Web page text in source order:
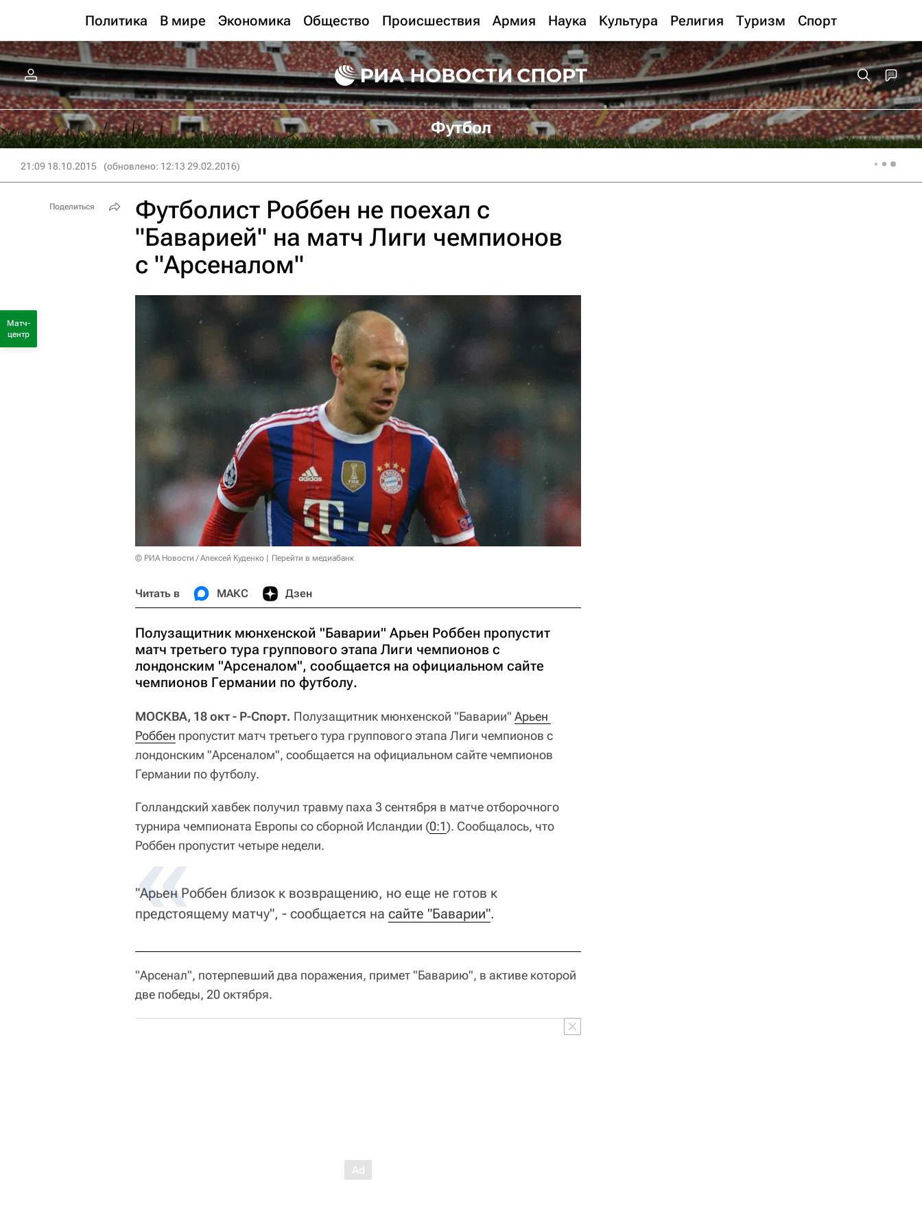
Политика В мире Экономика Общество Происшествия Армия Наука Культура Религия Туризм Спорт
Футбол
21:09 18.10.2015 (обновлено: 12:13 29.02.2016)
Футболист Роббен не поехал с
"Баварией" на матч Лиги чемпионов
с "Арсеналом"
© РИА Новости / Алексей Куденко Перейти в медиабанк
Читать в МАКС Дзен
Полузащитник мюнхенской "Баварии" Арьен Роббен пропустит
матч третьего тура группового этапа Лиги чемпионов с
лондонским "Арсеналом", сообщается на официальном сайте
чемпионов Германии по футболу.
МОСКВА, 18 окт - Р-Спорт. Полузащитник мюнхенской "Баварии" Арьен
Роббен пропустит матч третьего тура группового этапа Лиги чемпионов с
лондонским "Арсеналом", сообщается на официальном сайте чемпионов
Германии по футболу.
Голландский хавбек получил травму паха 3 сентября в матче отборочного
турнира чемпионата Европы со сборной Исландии (0:1). Сообщалось, что
Роббен пропустит четыре недели.
"Арьен Роббен близок к возвращению, но еще не готов к
предстоящему матчу", - сообщается на сайте "Баварии".
"Арсенал", потерпевший два поражения, примет "Баварию", в активе которой
две победы, 20 октября.
Поделиться
Матч-
центр